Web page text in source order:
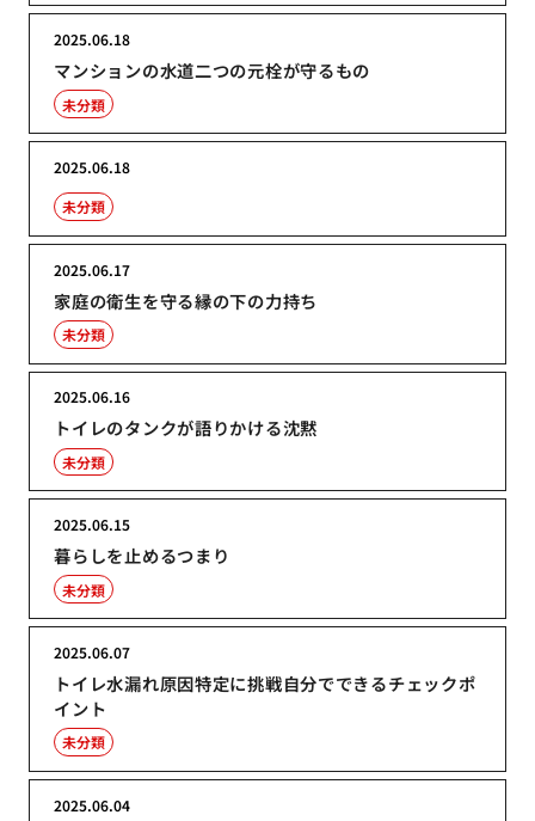
マンションの水道二つの元栓が守るもの
2025.06.18
未分類
2025.06.18
未分類
家庭の衛生を守る縁の下の力持ち
2025.06.17
未分類
トイレのタンクが語りかける沈黙
2025.06.16
未分類
暮らしを止めるつまり
2025.06.15
未分類
トイレ水漏れ原因特定に挑戦自分でできるチェックポ
イント
2025.06.07
未分類
2025.06.04